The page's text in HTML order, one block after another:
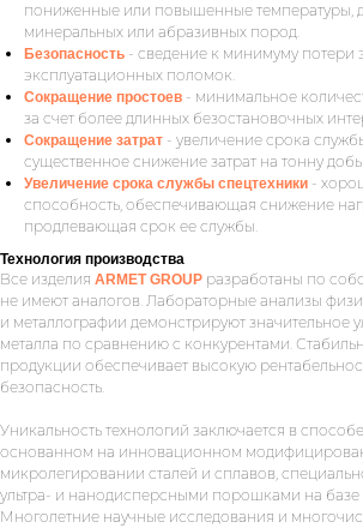
пониженные или повышенные температуры,
минеральных или абразивных пород.
Безопасность - сведение к минимуму потери
эксплуатационных поломок.
Сокращение простоев - минимальное
за счет более длинных безостановочных
Сокращение затрат - увеличение срока
существенное снижение затрат на тонну
Увеличение срока службы спецтехники -
способность, обеспечивающая снижение
продлевающая срок ее службы.
Технология производства
Все изделия ARMET GROUP разработаны по
не имеют аналогов. Лабораторные анализы
и металлографии демонстрируют значительное
металла по сравнению с конкурентами.
продукции обеспечивает высокую
безопасность.
Уникальность технологий заключается в
основанном на инновационном
микролегировании сталей и сплавов,
ультра- и нанодисперсными порошками на базе
Многолетние научные исследования и